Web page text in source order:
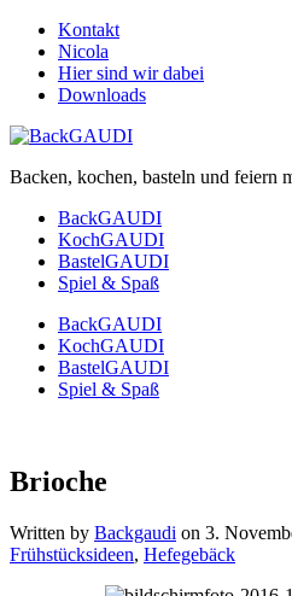
Kontakt
Nicola
Hier sind wir dabei
Downloads
Backen, kochen, basteln und feiern
BackGAUDI
KochGAUDI
BastelGAUDI
Spiel & Spaß
BackGAUDI
KochGAUDI
BastelGAUDI
Spiel & Spaß
Brioche
Written by Backgaudi on 3.
Frühstücksideen, Hefegebäck